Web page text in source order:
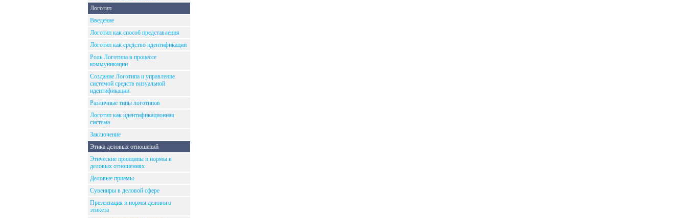
Логотип
Введение
Логотип как способ представления
Логотип как средство идентификации
Роль Логотипа в процессе
коммуникации
Создание Логотипа и управление
системой средств визуальной
идентификации
Различные типы логотипов
Логотип как идентификационная
система
Заключение
Этика деловых отношений
Этические принципы и нормы в
деловых отношениях
Деловые приемы
Сувениры в деловой сфере
Презентация и нормы делового
этикета